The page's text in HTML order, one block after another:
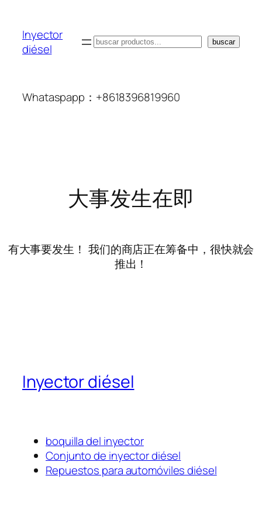
Inyector
diésel
搜
buscar
Whataspapp：+8618396819960
大事发生在即
有大事要发生！ 我们的商店正在筹备中，很快就会
推出！
Inyector diésel
boquilla del inyector
Conjunto de inyector diésel
Repuestos para automóviles diésel